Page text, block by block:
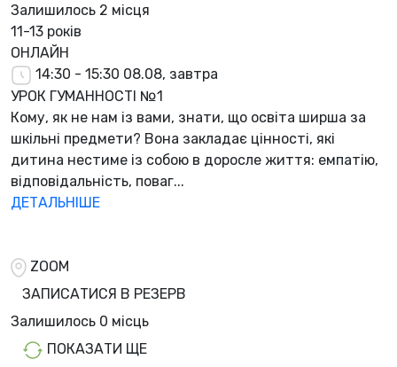
Залишилось 2 місця
11-13 років
ОНЛАЙН
14:30 - 15:30 08.08, завтра
УРОК ГУМАННОСТІ №1
Кому, як не нам із вами, знати, що освіта ширша за
шкільні предмети? Вона закладає цінності, які
дитина нестиме із собою в доросле життя: емпатію,
відповідальність, поваг...
ДЕТАЛЬНІШЕ
ZOOM
ЗАПИСАТИСЯ В РЕЗЕРВ
Залишилось 0 місць
ПОКАЗАТИ ЩЕ